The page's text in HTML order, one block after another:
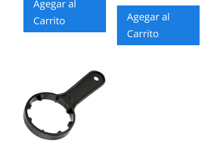
Agegar al
Carrito
Agegar al
Carrito